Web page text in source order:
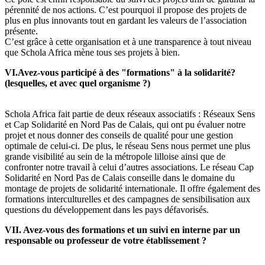
pérennité de nos actions. C’est pourquoi il propose des projets de
plus en plus innovants tout en gardant les valeurs de l’association
présente.
C’est grâce à cette organisation et à une transparence à tout niveau
que Schola Africa mène tous ses projets à bien.
VI.Avez-vous participé à des "formations" à la solidarité?
(lesquelles, et avec quel organisme ?)
Schola Africa fait partie de deux réseaux associatifs : Réseaux Sens
et Cap Solidarité en Nord Pas de Calais, qui ont pu évaluer notre
projet et nous donner des conseils de qualité pour une gestion
optimale de celui-ci. De plus, le réseau Sens nous permet une plus
grande visibilité au sein de la métropole lilloise ainsi que de
confronter notre travail à celui d’autres associations. Le réseau Cap
Solidarité en Nord Pas de Calais conseille dans le domaine du
montage de projets de solidarité internationale. Il offre également des
formations interculturelles et des campagnes de sensibilisation aux
questions du développement dans les pays défavorisés.
VII. Avez-vous des formations et un suivi en interne par un
responsable ou professeur de votre établissement ?